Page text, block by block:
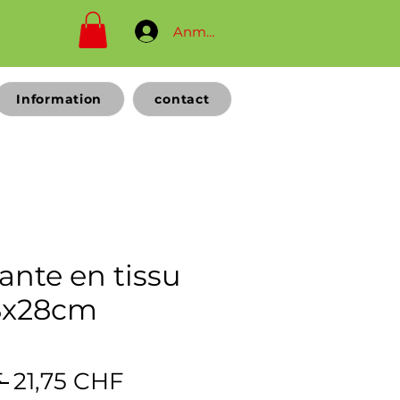
Anmelden
Information contact
en tissu
Prix
21,75 CHFPrix